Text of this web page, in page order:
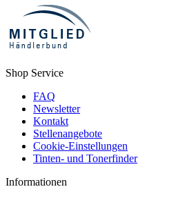
Shop Service
FAQ
Newsletter
Kontakt
Stellenangebote
Cookie-Einstellungen
Tinten- und Tonerfinder
Informationen